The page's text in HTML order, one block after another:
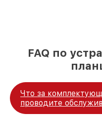
FAQ по
Что за
проводите